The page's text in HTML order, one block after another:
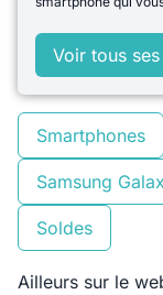
Voir tous
Smartphones
Samsung
Soldes
Ailleurs sur le